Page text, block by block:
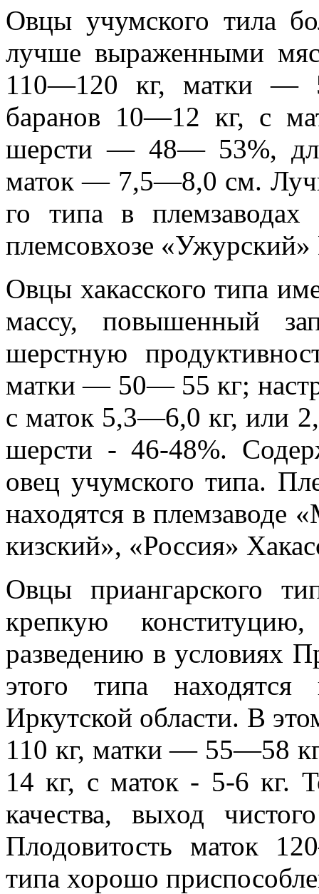
Овцы учумского тила
лучше выраженными
110—120 кг, матки —
баранов 10—12 кг, с
шерсти — 48— 53%,
маток — 7,5—8,0 см.
го типа в
племсовхозе «Ужурский»
Овцы хакасского типа
массу, повышенный
шерстную
матки — 50— 55 кг;
с маток 5,3—6,0 кг, или
шерсти - 46-48%.
овец учумского типа.
находятся в племзаводе
кизский», «Россия»
Овцы приангарского
крепкую
разведению в условиях
этого типа на­ходятся
Иркутс­кой области. В
110 кг, матки — 55—58
14 кг, с маток - 5-6 кг.
качества, выход
Плодо­витость маток
типа хорошо